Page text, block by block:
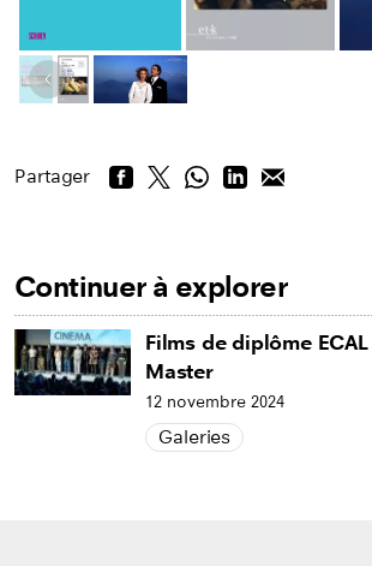
Image précédente
Partager
Continuer à explorer
Films de diplôme
Master
12 novembre 2024
Galeries